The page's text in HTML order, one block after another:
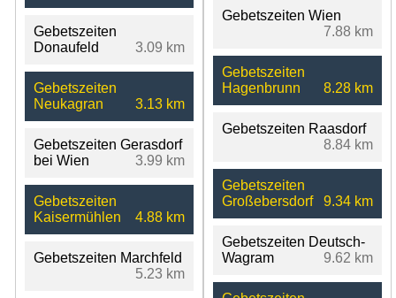
Gebetszeiten
Donaufeld
3.09 km
Gebetszeiten
Neukagran
3.13 km
Gebetszeiten Gerasdorf
bei Wien
3.99 km
Gebetszeiten
Kaisermühlen
4.88 km
Gebetszeiten Marchfeld
5.23 km
Gebetszeiten Wien
7.88 km
Gebetszeiten
Hagenbrunn
8.28 km
Gebetszeiten Raasdorf
8.84 km
Gebetszeiten
Großebersdorf
9.34 km
Gebetszeiten Deutsch-
Wagram
9.62 km